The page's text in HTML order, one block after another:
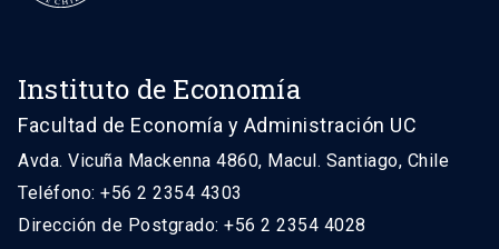
Instituto de Economía
Facultad de Economía y Administración UC
Avda. Vicuña Mackenna 4860, Macul. Santiago, Chile
Teléfono: +56 2 2354 4303
Dirección de Postgrado: +56 2 2354 4028